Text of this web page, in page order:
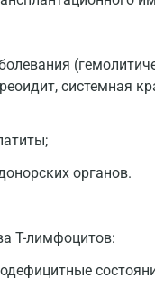
системная
органов.
T-лимфоцитов: